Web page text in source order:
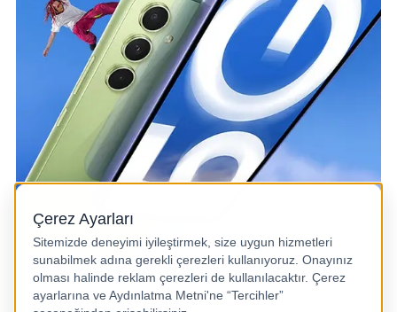
* Optimum bağlantı gerektirir. Ağ kullanılabilirliği ve gerçek hız ülkeye, bölgeye, ağ sağla
yıcısına ve kullanıcı ortamına göre değişebilir.
** Görüntüler örnek olarak sunulmuştur.